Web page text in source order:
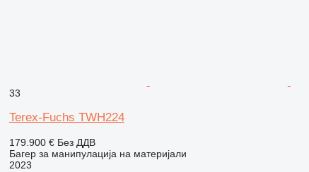
33
Terex-Fuchs TWH224
179.900 € Без ДДВ
Багер за манипулација на материјали
2023